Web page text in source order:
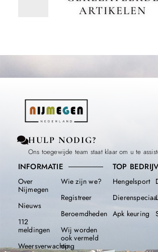
ARTIKELEN
HULP NODIG?
Ons toegewijde team staat klaar om u te
INFORMATIE
Over
Nijmegen
Nieuws
112
meldingen
Weersverwachting
Wie zijn we?
Registreer
Beroemdheden​
Wij worden
ook vermeld
op
TOP
Hengelsport
Apk keuring